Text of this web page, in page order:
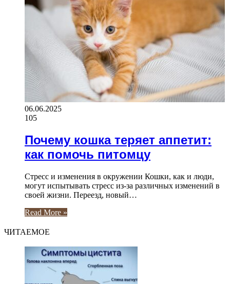
06.06.2025
105
Почему кошка теряет аппетит:
как помочь питомцу
Стресс и изменения в окружении Кошки, как и люди,
могут испытывать стресс из-за различных изменений в
своей жизни. Переезд, новый…
Read More »
ЧИТАЕМОЕ